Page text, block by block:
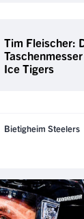
Tim Fleischer:
Ice Tigers
Bietigheim Steelers